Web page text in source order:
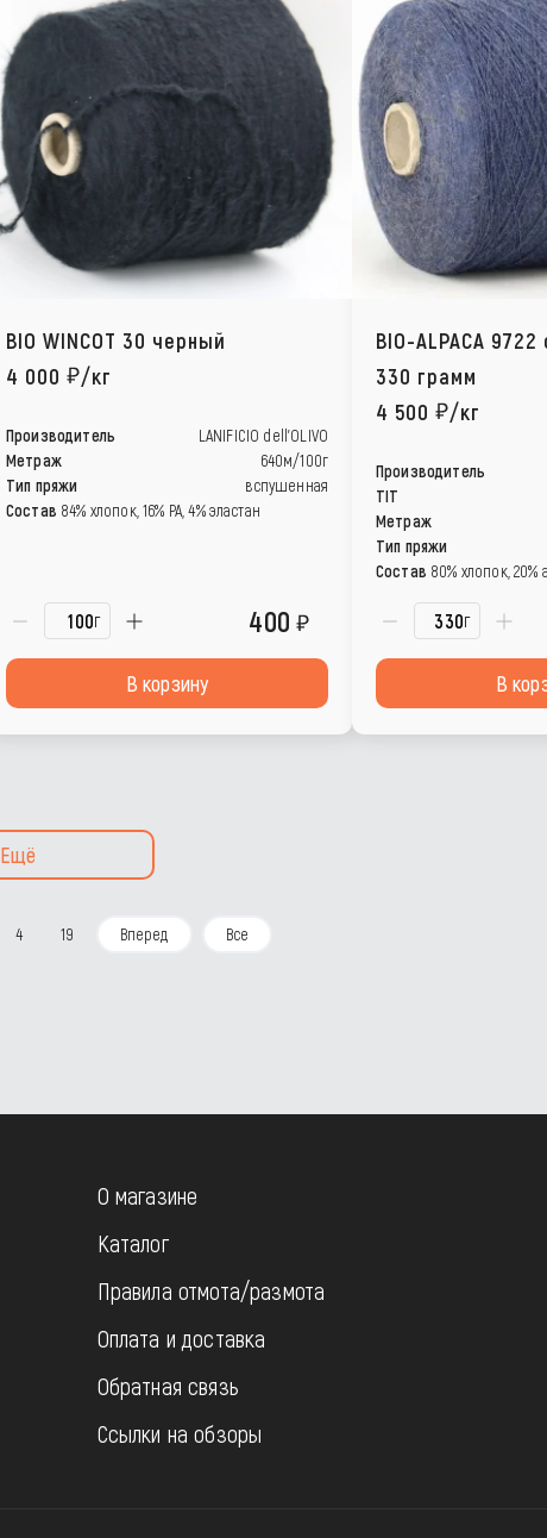
BIO WINCOT 30 черный
4 000
/кг
Производитель
LANIFICIO dell’OLIVO
Метраж
640м/100г
Тип пряжи
вспушенная
Состав 84% хлопок, 16% РА, 4% эластан
г 400
В корзину
BIO-ALPACA
330 грамм
4 500
/кг
Производитель
TIT
Метраж
Тип пряжи
Состав 80% хлопок, 20%
г
В
Ещё
4 19 Вперед Все
О магазине
Каталог
Правила отмота/размота
Оплата и доставка
Обратная связь
Ссылки на обзоры